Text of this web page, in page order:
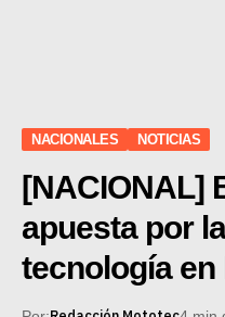
NACIONALES NOTICIAS
[NACIONAL]
apuesta por
tecnología en